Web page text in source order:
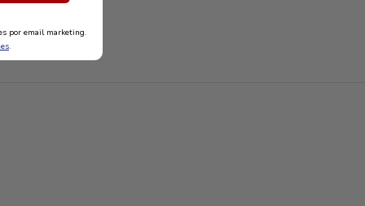
por email marketing.
.